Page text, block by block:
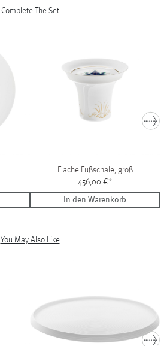
Complete The Set
Flache Fußschale, groß
456,00 €*
In den Warenkorb
You May Also Like